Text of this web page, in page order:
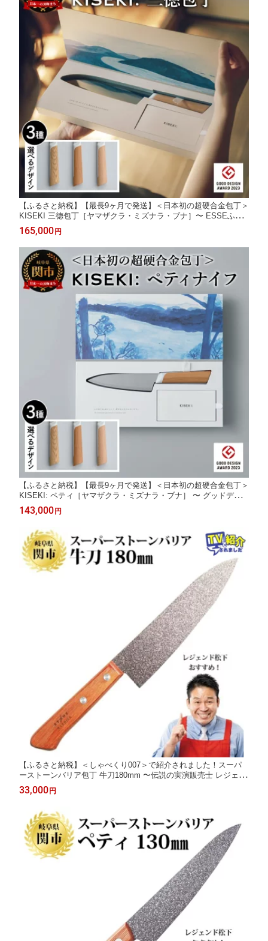
【ふるさと納税】【最長9ヶ月で発送】＜日本初の超硬合金包丁＞
KISEKI 三徳包丁［ヤマザクラ・ミズナラ・ブナ］〜 ESSEふる
さとグランプリ2024 日用品部門 金賞 グッドデザイン賞受賞 (R5.
10) テレビ紹介多数！ 毎日放送「 所さんお届けモノです！ 」(R6.
6.8)
165,000 円
【ふるさと納税】【最長9ヶ月で発送】＜日本初の超硬合金包丁＞
KISEKI: ペティ［ヤマザクラ・ミズナラ・ブナ］ 〜 グッドデザ
イン賞受賞 (R5.10) テレビ紹介多数！ 毎日放送「 所さんお届けモ
ノです！ 」(R6.6.8) TBS「 ララLIFE 」(R5.5) 包丁
143,000 円
【ふるさと納税】＜しゃべくり007＞で紹介されました！スーパ
ーストーンバリア包丁 牛刀180mm 〜伝説の実演販売士 レジェン
ド松下 テレビショッピングで人気〜牛刀包丁 シェフナイフ 特殊
コーテイング モリブデンバナジウムステンレス鋼 錆びにくい ハ
33,000 円